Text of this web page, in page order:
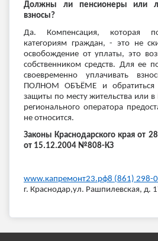
Должны ли пенсионеры или
взносы?
Да. Компенсация, которая
категориям граждан, - это не
освобождение от уплаты, это
собственником средств. Для ее
своевременно уплачивать
ПОЛНОМ ОБЪЁМЕ и обратиться
защиты по месту жительства или
регионального оператора
не относится.
Законы Краснодарского края от
от 15.12.2004 №808-КЗ
www.капремонт23.рф8 (861) 298-
г. Краснодар,ул. Рашпилевская, д.